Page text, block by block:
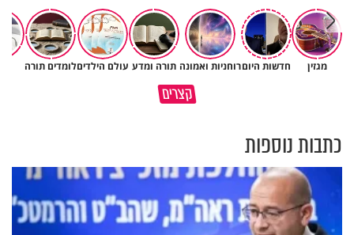
מגזין חדשות היוםרוחניות ואמונה תורה ומדע עולם הילדיםלומדים תורה
קצרים
גם השולחן שבת שאתם מסדרים
המעשים הנסתרים שלנו
כתבות נוספות